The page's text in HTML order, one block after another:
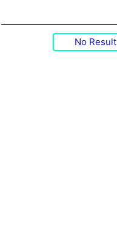
No Result